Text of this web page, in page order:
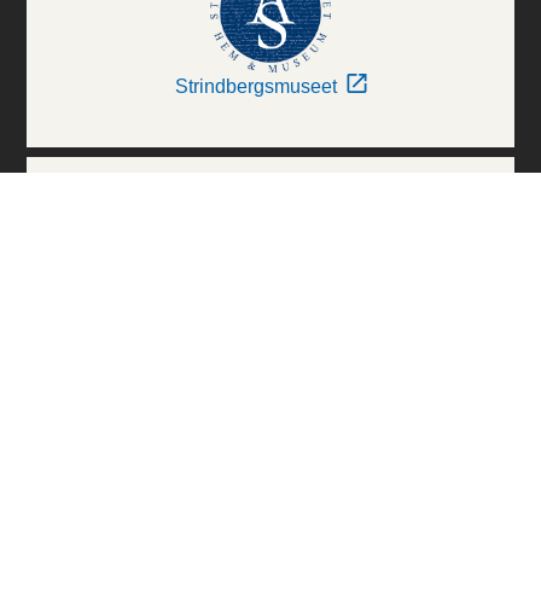
Strindbergsmuseet